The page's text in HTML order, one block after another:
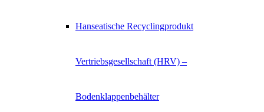
Hanseatische Recyclingprodukt
Vertriebsgesellschaft (HRV) –
Bodenklappenbehälter